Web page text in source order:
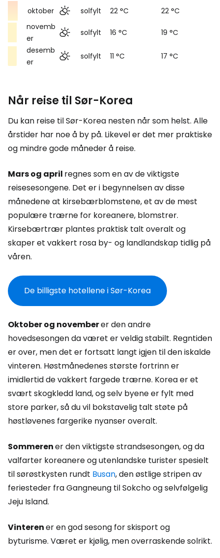
oktober solfylt 22 °C
22 °C
novemb
er
solfylt 16 °C
19 °C
desemb
er
solfylt 11 °C 17 °C
Når reise til Sør-Korea
Du kan reise til Sør-Korea nesten når som helst. Alle
årstider har noe å by på. Likevel er det mer praktiske
og mindre gode måneder å reise.
Mars og april regnes som en av de viktigste
reisesesongene. Det er i begynnelsen av disse
månedene at kirsebærblomstene, et av de mest
populære trærne for koreanere, blomstrer.
Kirsebærtrær plantes praktisk talt overalt og
skaper et vakkert rosa by- og landlandskap tidlig på
våren.
De billigste hotellene i Sør-Korea
Oktober og novemberer den andre
hovedsesongen da været er veldig stabilt. Regntiden
er over, men det er fortsatt langt igjen til den iskalde
vinteren. Høstmånedenes største fortrinn er
imidlertid de vakkert fargede trærne. Korea er et
svært skogkledd land, og selv byene er fylt med
store parker, så du vil bokstavelig talt støte på
høstløvenes fargerike nyanser overalt.
Sommerener den viktigste strandsesongen, og da
valfarter koreanere og utenlandske turister spesielt
til sørøstkysten rundt Busan, den østlige stripen av
feriesteder fra Gangneung til Sokcho og selvfølgelig
Jeju Island.
Vinterener en god sesong for skisport og
byturisme. Været er kjølig, men overraskende solrikt.